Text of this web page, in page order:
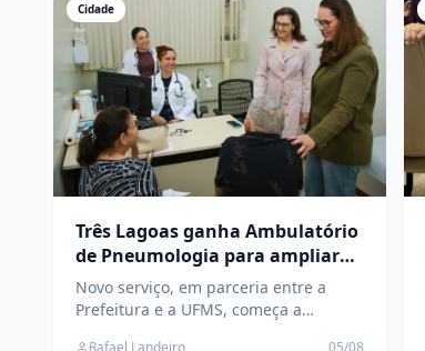
Cidade
Três Lagoas ganha Ambulatório
de Pneumologia para ampliar
atendimento a pacientes do SUS
Novo serviço, em parceria entre a
Prefeitura e a UFMS, começa a